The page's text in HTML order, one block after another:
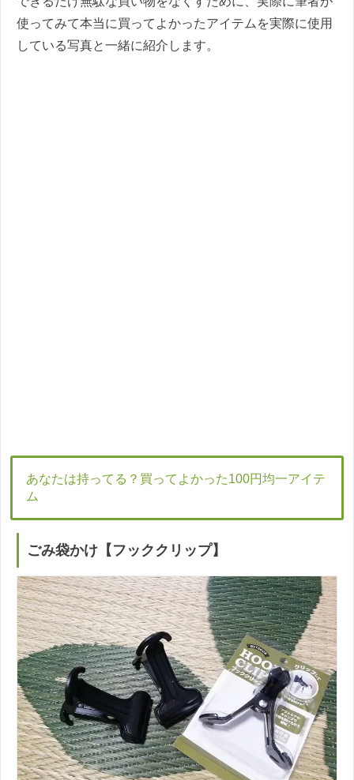
使ってみて本当に買ってよかったアイテムを実際に使用
している写真と一緒に紹介します。
あなたは持ってる？買ってよかった100円均一アイテ
ム
ごみ袋かけ【フッククリップ】